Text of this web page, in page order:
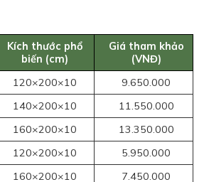
Kích thước phổ
biến (cm)
Giá tham khảo
(VNĐ)
120×200×10
9.650.000
140×200×10
11.550.000
160×200×10
13.350.000
120×200×10
5.950.000
160×200×10
7.450.000